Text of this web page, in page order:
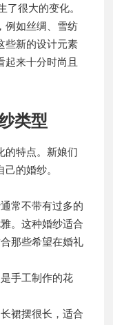
很大的变化。
例如丝绸、雪纺
些新的设计元素
起来十分时尚且
类型
的特点。新娘们
的婚纱。
常不带有过多的
。这种婚纱适合
那些希望在婚礼
手工制作的花
裙摆很长，适合